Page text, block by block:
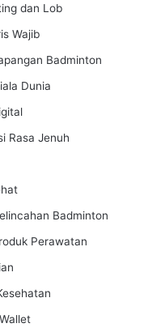
dan Lob
Wajib
Badminton
Dunia
Rasa Jenuh
Badminton
Perawatan